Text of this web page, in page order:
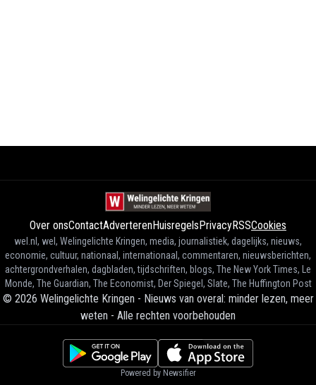
Over onsContactAdverterenHuisregelsPrivacyRSSCookies
wel.nl, wel, Welingelichte Kringen, media, journalistiek, dagelijks, nieuws,
economie, cultuur, nationaal, internationaal, commentaren, nieuwsberichten,
achtergrondverhalen, dagbladen, tijdschriften, blogs, The New York Times, Le
Monde, The Guardian, The Economist, Der Spiegel, Slate, The Huffington Post
© 2026 Welingelichte Kringen - Nieuws van overal: minder lezen, meer
weten - Alle rechten voorbehouden
Powered by Newsifier